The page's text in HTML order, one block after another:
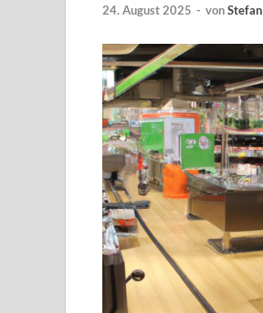
24. August 2025 - vonStefan